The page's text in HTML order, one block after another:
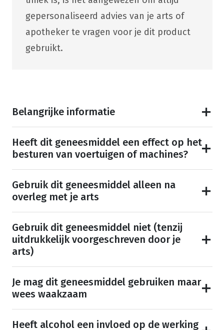
gepersonaliseerd advies van je arts of
apotheker te vragen voor je dit product
gebruikt.
Belangrijke informatie
Heeft dit geneesmiddel een effect op het
besturen van voertuigen of machines?
Gebruik dit geneesmiddel alleen na
overleg met je arts
Gebruik dit geneesmiddel niet (tenzij
uitdrukkelijk voorgeschreven door je
arts)
Je mag dit geneesmiddel gebruiken maar
wees waakzaam
Heeft alcohol een invloed op de werking